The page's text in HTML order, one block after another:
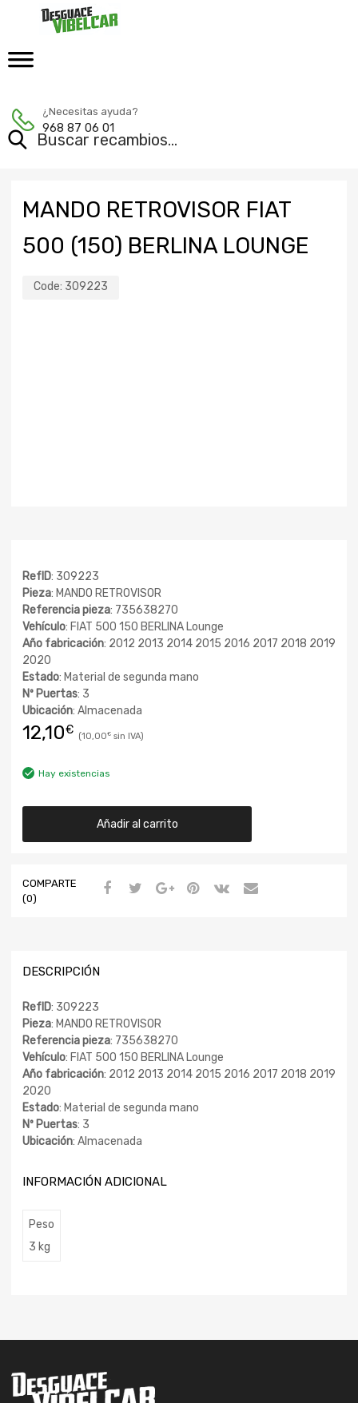
¿Necesitas ayuda?
968 87 06 01
MANDO RETROVISOR FIAT
500 (150) BERLINA LOUNGE
Code: 309223
RefID: 309223
Pieza: MANDO RETROVISOR
Referencia pieza: 735638270
Vehículo: FIAT 500 150 BERLINA Lounge
Año fabricación: 2012 2013 2014 2015 2016 2017 2018 2019
2020
Estado: Material de segunda mano
Nº Puertas: 3
Ubicación: Almacenada
12,10€ 10,00€
Hay existencias
Añadir al carrito
COMPARTE
(0)
DESCRIPCIÓN
RefID: 309223
Pieza: MANDO RETROVISOR
Referencia pieza: 735638270
Vehículo: FIAT 500 150 BERLINA Lounge
Año fabricación: 2012 2013 2014 2015 2016 2017 2018 2019
2020
Estado: Material de segunda mano
Nº Puertas: 3
Ubicación: Almacenada
INFORMACIÓN ADICIONAL
Peso
3 kg